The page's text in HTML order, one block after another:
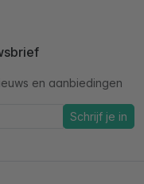
en aanbiedingen
Schrijf je in